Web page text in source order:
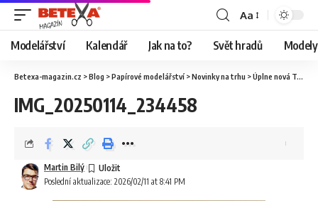
Aa
Modelářství Kalendář Jak na to? Svět hradů
Betexa-magazin.cz >Blog >Papírové modelářství >Novinky na trhu >Úplne nová Tatra 147 od Ripper Works
IMG_20250114_234458
Poslední aktualizace: 2026/02/11 at 8:41 PM
Martin Bilý